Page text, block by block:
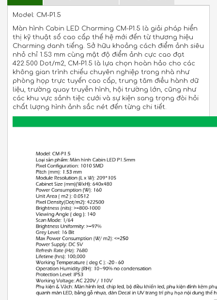
Model: CM-P1.5
Màn hình Cabin LED Charming CM-P1.5 là giải pháp hiển
thị kỹ thuật số cao cấp thế hệ mới đến từ thương hiệu
Charming danh tiếng. Sở hữu khoảng cách điểm ảnh siêu
nhỏ chỉ 1.53 mm cùng mật độ điểm ảnh cực cao đạt
422.500 Dot/m2, CM-P1.5 là lựa chọn hoàn hảo cho các
không gian trình chiếu chuyên nghiệp trong nhà như
phòng họp trực tuyến cao cấp, trung tâm điều hành dữ
liệu, trường quay truyền hình, hội trường lớn, cũng như
các khu vực sảnh tiệc cưới và sự kiện sang trọng đòi hỏi
chất lượng hình ảnh sắc nét đến từng chi tiết.